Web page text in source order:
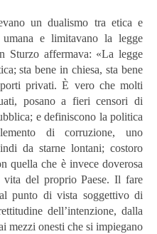
un dualismo tra etica e
e limitavano la legge
Sturzo affermava: «La legge
sta bene in chiesa, sta bene
privati. È vero che molti
posano a fieri censori di
e definiscono la politica
di corruzione, uno
da starne lontani; costoro
quella che è invece doverosa
vita del proprio Paese. Il fare
punto di vista soggettivo di
dell’intenzione, dalla
mezzi onesti che si impiegano